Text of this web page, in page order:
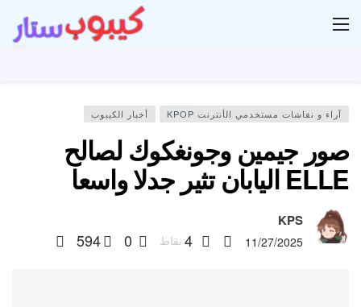
آراء و نقاشات مستخدمي الأنترنت KPOP أخبار الكيبوب
صور جيمين وجونغكوك لصالح
ELLE اليابان تثير جدلا واسعا
KPS
11/27/2025
4 نقاط 0
594